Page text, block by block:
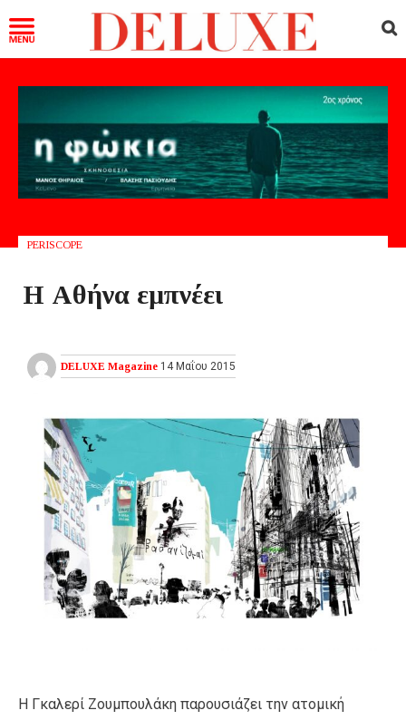
PERISCOPE
Η Αθήνα εμπνέει
DELUXE Magazine 14 Μαΐου 2015
Η Γκαλερί Ζουμπουλάκη παρουσιάζει την ατομική